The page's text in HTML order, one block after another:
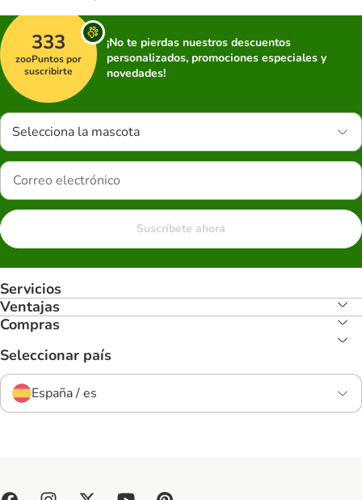
333
zooPuntos por
suscribirte
¡No te pierdas nuestros descuentos
personalizados, promociones especiales y
novedades!
Selecciona la mascota
Suscríbete ahora
Servicios
Ventajas
Compras
Seleccionar país
España / es